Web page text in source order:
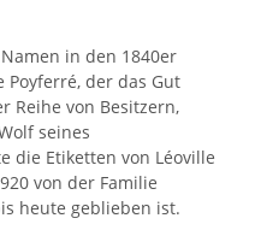
in den 1840er
Poyferré, der das Gut
Reihe von Besitzern,
seines
die Etiketten von Léoville
von der Familie
heute geblieben ist.